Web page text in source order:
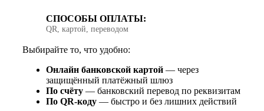
СПОСОБЫ ОПЛАТЫ:
QR, картой, переводом
Выбирайте то, что удобно:
Онлайн банковской картой — через
защищённый платёжный шлюз
По счёту — банковский перевод по реквизитам
По QR‑коду — быстро и без лишних действий